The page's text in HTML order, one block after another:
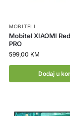
MOBITELI
Mobitel XIAOMI
PRO
599,00 KM
Dodaj u